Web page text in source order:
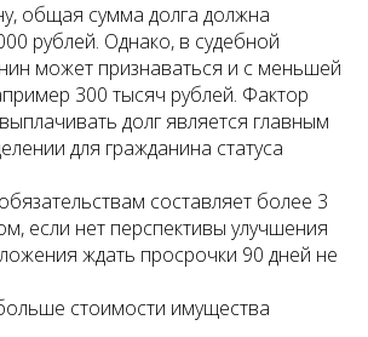
общая сумма долга должна
рублей. Однако, в судебной
может признаваться и с меньшей
300 тысяч рублей. Фактор
долг является главным
для гражданина статуса
составляет более 3
если нет перспективы улучшения
ждать просрочки 90 дней не
стоимости имущества